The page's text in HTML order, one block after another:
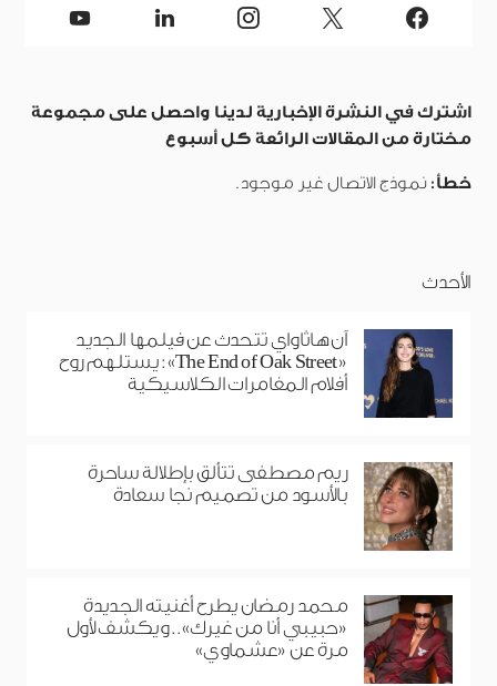
اشترك في النشرة الإخبارية لدينا واحصل على مجموعة
مختارة من المقالات الرائعة كل أسبوع
خطأ: نموذج الاتصال غير موجود.
الأحدث
آن هاثاواي تتحدث عن فيلمها الجديد
«The End of Oak Street»: يستلهم روح
أفلام المغامرات الكلاسيكية
ريم مصطفى تتألق بإطلالة ساحرة
بالأسود من تصميم نجا سعادة
محمد رمضان يطرح أغنيته الجديدة
«حبيبي أنا من غيرك».. ويكشف لأول
مرة عن «عشماوي»